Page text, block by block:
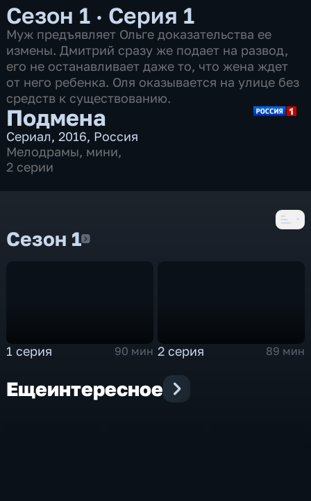
Сезон 1 · Серия 1
Муж предъявляет Ольге доказательства ее
измены. Дмитрий сразу же подает на развод,
его не останавливает даже то, что жена ждет
от него ребенка. Оля оказывается на улице без
средств к существованию.
Подмена
Сериал,2016, Россия
Мелодрамы, мини,
2 серии
Сезон 1Сезон 1
1 серия 90 мин 2 серия 89 мин
Ещеинтересное